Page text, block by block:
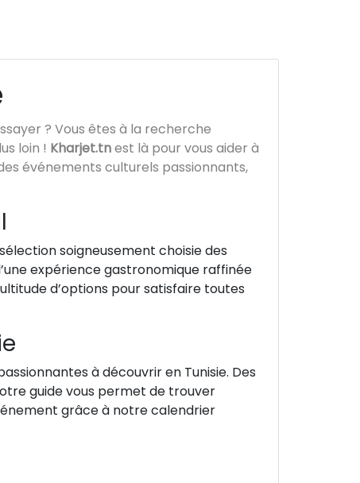
? Vous êtes à la recherche
loin ! Kharjet.tnest là pour vous aider à
événements culturels passionnants,
soigneusement choisie des
expérience gastronomique raffinée
d’options pour satisfaire toutes
à découvrir en Tunisie. Des
guide vous permet de trouver
grâce à notre calendrier